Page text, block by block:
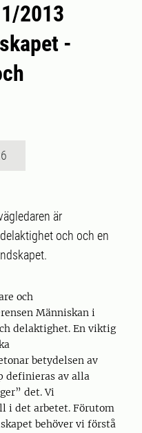
2013
-
är
och och en
och
Människan i
delaktighet. En viktig
betydelsen av
definieras av alla
det. Vi
i det arbetet. Förutom
behöver vi förstå